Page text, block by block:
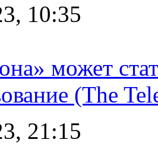
10:35
может
(The
21:15